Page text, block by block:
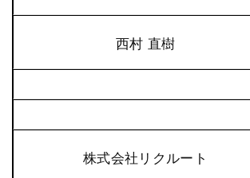
西村 直樹
株式会社リクルート